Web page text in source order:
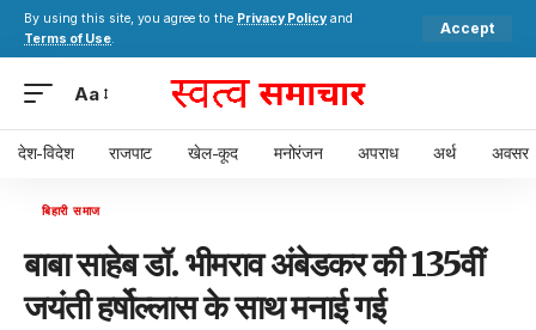
By using this site, you agree to the Privacy Policy and
Terms of Use.
Accept
Aa
देश-विदेश राजपाट खेल-कूद मनोरंजन अपराध अर्थ अवसर
बिहारी समाज
बाबा साहेब डॉ. भीमराव अंबेडकर की 135वीं
जयंती हर्षोल्लास के साथ मनाई गई